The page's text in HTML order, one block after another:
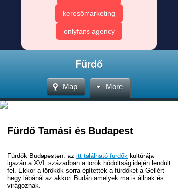
keresőmarketing
onlyfans agency
Fürdő
Map More
Fürdő Tamási és Budapest
Fürdők Budapesten: az itt található fürdők kultúrája
igazán a XVI. században a török hódoltság idején lendült
fel. Ekkor a törökök sorra építették a fürdőket a Gellért-
hegy lábánál az akkori Budán amelyek ma is állnak és
virágoznak.